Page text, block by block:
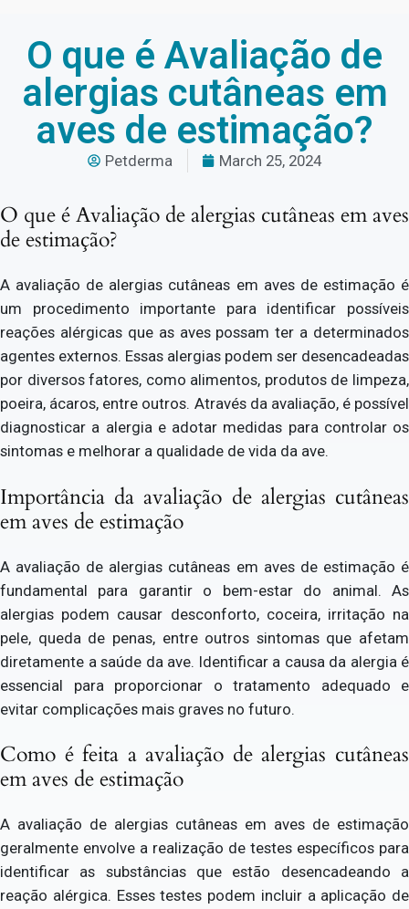
O que é Avaliação de
alergias cutâneas em
aves de estimação?
Petderma March 25, 2024
O que é Avaliação de alergias cutâneas em aves
de estimação?
A avaliação de alergias cutâneas em aves de estimação é
um procedimento importante para identificar possíveis
reações alérgicas que as aves possam ter a determinados
agentes externos. Essas alergias podem ser desencadeadas
por diversos fatores, como alimentos, produtos de limpeza,
poeira, ácaros, entre outros. Através da avaliação, é possível
diagnosticar a alergia e adotar medidas para controlar os
sintomas e melhorar a qualidade de vida da ave.
Importância da avaliação de alergias cutâneas
em aves de estimação
A avaliação de alergias cutâneas em aves de estimação é
fundamental para garantir o bem-estar do animal. As
alergias podem causar desconforto, coceira, irritação na
pele, queda de penas, entre outros sintomas que afetam
diretamente a saúde da ave. Identificar a causa da alergia é
essencial para proporcionar o tratamento adequado e
evitar complicações mais graves no futuro.
Como é feita a avaliação de alergias cutâneas
em aves de estimação
A avaliação de alergias cutâneas em aves de estimação
geralmente envolve a realização de testes específicos para
identificar as substâncias que estão desencadeando a
reação alérgica. Esses testes podem incluir a aplicação de